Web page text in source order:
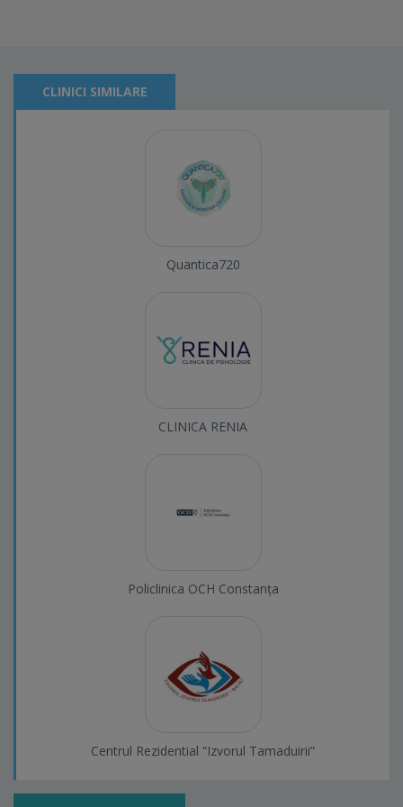
CLINICI SIMILARE
Quantica720
CLINICA RENIA
Policlinica OCH Constanța
Centrul Rezidential “Izvorul Tamaduirii”